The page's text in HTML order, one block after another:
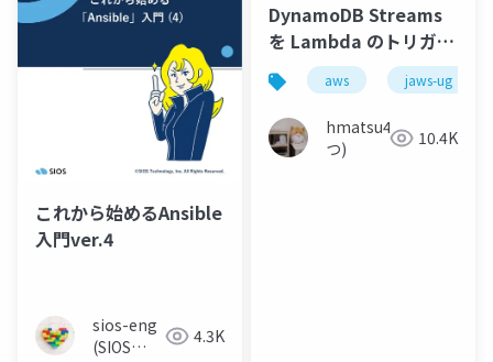
これから始めるAnsible
入門ver.4
sios-eng
(SIOS
4.3K
DynamoDB Streams
を Lambda のトリガー
で使う話aws jaws-ug
hmatsu47(ま
つ)
10.4K